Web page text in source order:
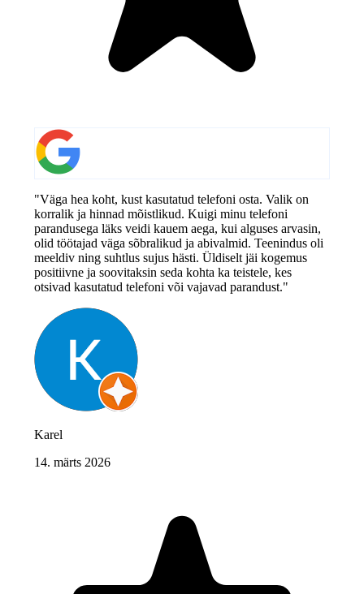
"Väga hea koht, kust kasutatud telefoni osta. Valik on
korralik ja hinnad mõistlikud. Kuigi minu telefoni
parandusega läks veidi kauem aega, kui alguses arvasin,
olid töötajad väga sõbralikud ja abivalmid. Teenindus oli
meeldiv ning suhtlus sujus hästi. Üldiselt jäi kogemus
positiivne ja soovitaksin seda kohta ka teistele, kes
otsivad kasutatud telefoni või vajavad parandust."
Karel
14. märts 2026